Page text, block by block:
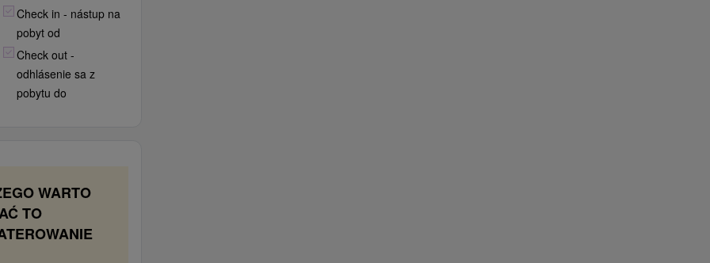
Check in - nástup na
pobyt od
Check out -
odhlásenie sa z
pobytu do
WARTO
TO